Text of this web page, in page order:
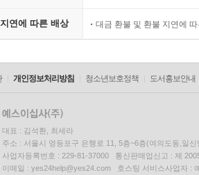
연에 따른 배상 대금 환불 및 환불 지연에
개인정보처리방침 청소년보호정책 도서홍보안내
대표 : 김석환, 최세라
주소 : 서울시 영등포구 은행로 11, 5층~6층(여의도동,일신
사업자등록번호 : 229-81-37000 통신판매업신고 : 제
이메일 : yes24help@yes24.com 호스팅 서비스사업자 :